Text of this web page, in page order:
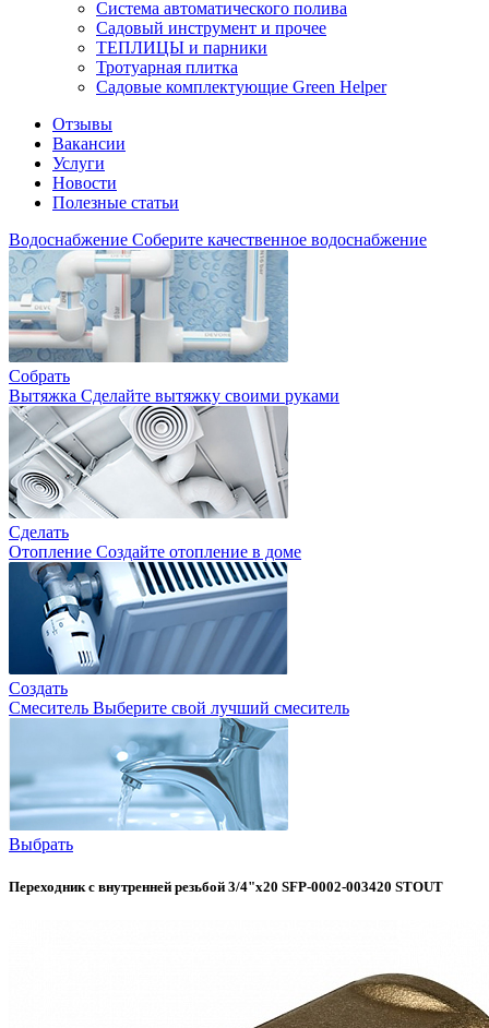
Система автоматического полива
Садовый инструмент и прочее
ТЕПЛИЦЫ и парники
Тротуарная плитка
Садовые комплектующие Green Helper
Отзывы
Вакансии
Услуги
Новости
Полезные статьи
Водоснабжение Соберите качественное водоснабжение
Собрать
Вытяжка Сделайте вытяжку своими руками
Сделать
Отопление Создайте отопление в доме
Создать
Смеситель Выберите свой лучший смеситель
Выбрать
Переходник с внутренней резьбой 3/4"х20 SFP-0002-003420 STOUT